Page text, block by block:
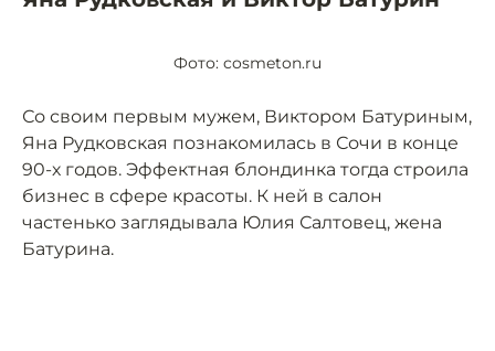
Фото: cosmeton.ru
Со своим первым мужем, Виктором Батуриным,
Яна Рудковская познакомилась в Сочи в конце
90-х годов. Эффектная блондинка тогда строила
бизнес в сфере красоты. К ней в салон
частенько заглядывала Юлия Салтовец, жена
Батурина.